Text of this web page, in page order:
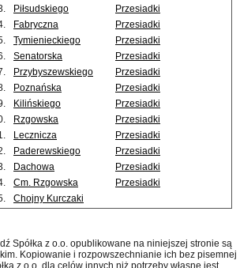
Piłsudskiego
Przesiadki
Fabryczna
Przesiadki
Tymienieckiego
Przesiadki
Senatorska
Przesiadki
Przybyszewskiego
Przesiadki
Poznańska
Przesiadki
Kilińskiego
Przesiadki
Rzgowska
Przesiadki
Lecznicza
Przesiadki
Paderewskiego
Przesiadki
Dachowa
Przesiadki
Cm. Rzgowska
Przesiadki
Chojny Kurczaki
Spółka z o.o. opublikowane na niniejszej stronie są
Kopiowanie i rozpowszechnianie ich bez pisemnej
z o.o. dla celów innych niż potrzeby własne jest